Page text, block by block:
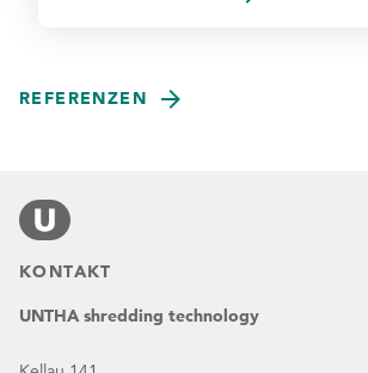
REFERENZEN
KONTAKT
UNTHA shredding technology